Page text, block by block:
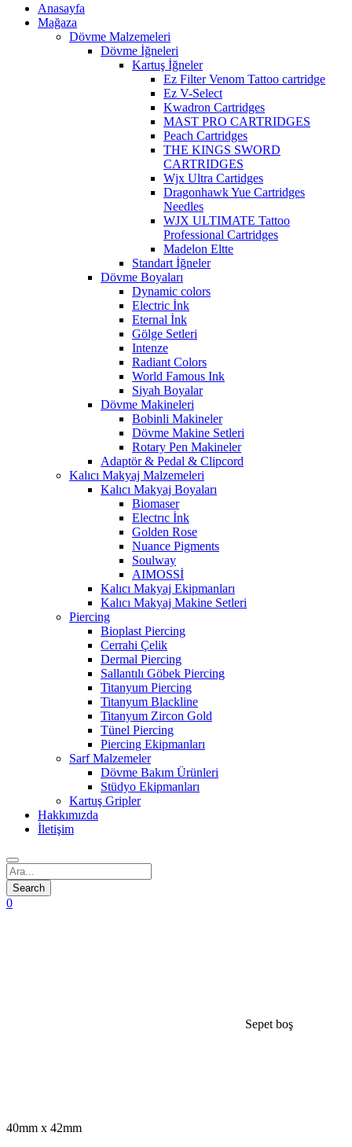
Anasayfa
Mağaza
Dövme Malzemeleri
Dövme İğneleri
Kartuş İğneler
Ez Filter Venom Tattoo cartridge
Ez V-Select
Kwadron Cartridges
MAST PRO CARTRIDGES
Peach Cartridges
THE KINGS SWORD
CARTRIDGES
Wjx Ultra Cartidges
Dragonhawk Yue Cartridges
Needles
WJX ULTIMATE Tattoo
Professional Cartridges
Madelon Eltte
Standart İğneler
Dövme Boyaları
Dynamic colors
Electric İnk
Eternal İnk
Gölge Setleri
Intenze
Radiant Colors
World Famous Ink
Siyah Boyalar
Dövme Makineleri
Bobinli Makineler
Dövme Makine Setleri
Rotary Pen Makineler
Adaptör & Pedal & Clipcord
Kalıcı Makyaj Malzemeleri
Kalıcı Makyaj Boyaları
Biomaser
Electrıc İnk
Golden Rose
Nuance Pigments
Soulway
AIMOSSİ
Kalıcı Makyaj Ekipmanları
Kalıcı Makyaj Makine Setleri
Piercing
Bioplast Piercing
Cerrahi Çelik
Dermal Piercing
Sallantılı Göbek Piercing
Titanyum Piercing
Titanyum Blackline
Titanyum Zircon Gold
Tünel Piercing
Piercing Ekipmanları
Sarf Malzemeler
Dövme Bakım Ürünleri
Stüdyo Ekipmanları
Kartuş Gripler
Hakkımızda
İletişim
0
Sepet boş
40mm x 42mm